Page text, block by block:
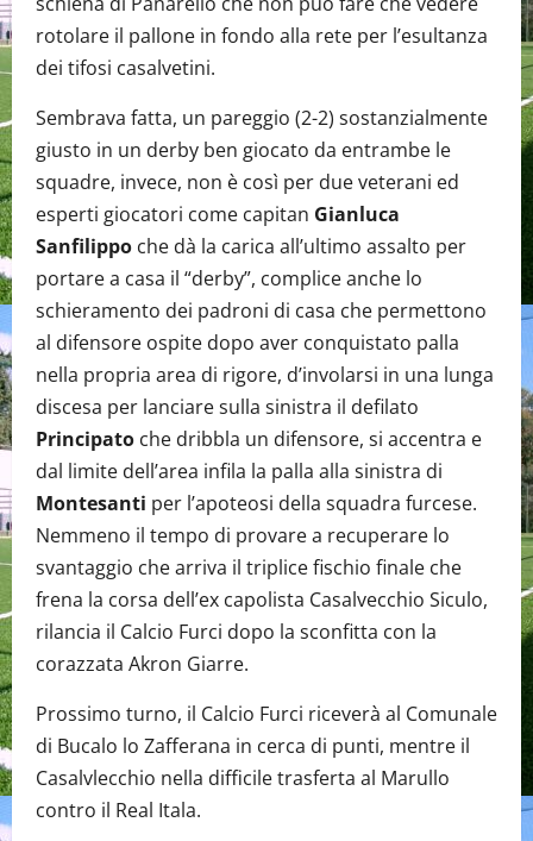
rotolare il pallone in fondo alla rete per l’esultanza
dei tifosi casalvetini.
Sembrava fatta, un pareggio (2-2) sostanzialmente
giusto in un derby ben giocato da entrambe le
squadre, invece, non è così per due veterani ed
esperti giocatori come capitan Gianluca
Sanfilippo che dà la carica all’ultimo assalto per
portare a casa il “derby”, complice anche lo
schieramento dei padroni di casa che permettono
al difensore ospite dopo aver conquistato palla
nella propria area di rigore, d’involarsi in una lunga
discesa per lanciare sulla sinistra il defilato
Principato che dribbla un difensore, si accentra e
dal limite dell’area infila la palla alla sinistra di
Montesanti per l’apoteosi della squadra furcese.
Nemmeno il tempo di provare a recuperare lo
svantaggio che arriva il triplice fischio finale che
frena la corsa dell’ex capolista Casalvecchio Siculo,
rilancia il Calcio Furci dopo la sconfitta con la
corazzata Akron Giarre.
Prossimo turno, il Calcio Furci riceverà al Comunale
di Bucalo lo Zafferana in cerca di punti, mentre il
Casalvlecchio nella difficile trasferta al Marullo
contro il Real Itala.